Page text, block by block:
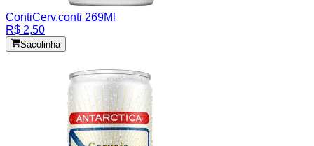
ContiCerv.conti 269Ml
R$ 2,50
Sacolinha